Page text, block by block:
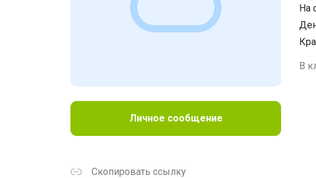
Личное сообщение
Скопировать ссылку
На
В